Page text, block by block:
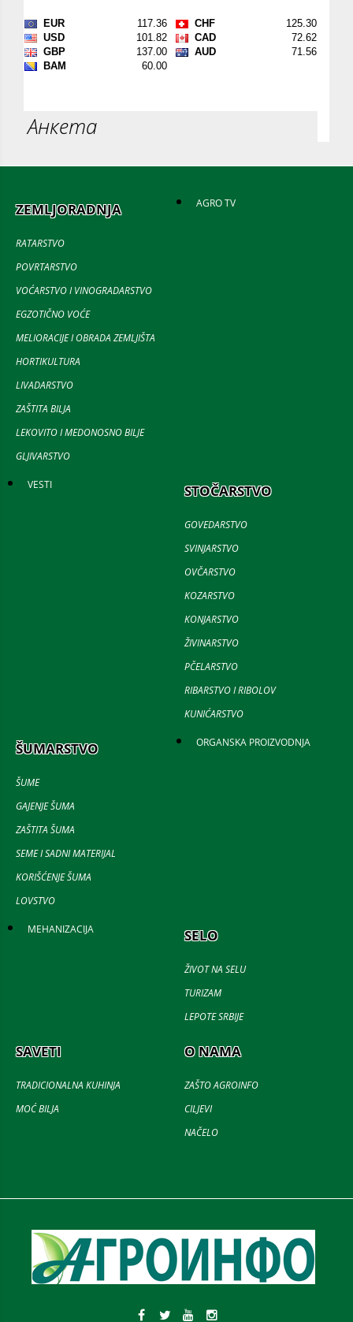
Анкета
ZEMLJORADNJA
RATARSTVO
POVRTARSTVO
VOĆARSTVO I VINOGRADARSTVO
EGZOTIČNO VOĆE
MELIORACIJE I OBRADA ZEMLJIŠTA
HORTIKULTURA
LIVADARSTVO
ZAŠTITA BILJA
LEKOVITO I MEDONOSNO BILJE
GLJIVARSTVO
AGRO TV
VESTI STOČARSTVO
GOVEDARSTVO
SVINJARSTVO
OVČARSTVO
KOZARSTVO
KONJARSTVO
ŽIVINARSTVO
PČELARSTVO
RIBARSTVO I RIBOLOV
KUNIĆARSTVO
ŠUMARSTVO
ŠUME
GAJENJE ŠUMA
ZAŠTITA ŠUMA
SEME I SADNI MATERIJAL
KORIŠĆENJE ŠUMA
LOVSTVO
ORGANSKA PROIZVODNJA
MEHANIZACIJA SELO
ŽIVOT NA SELU
TURIZAM
LEPOTE SRBIJE
SAVETI
TRADICIONALNA KUHINJA
MOĆ BILJA
O NAMA
ZAŠTO AGROINFO
CILJEVI
NAČELO